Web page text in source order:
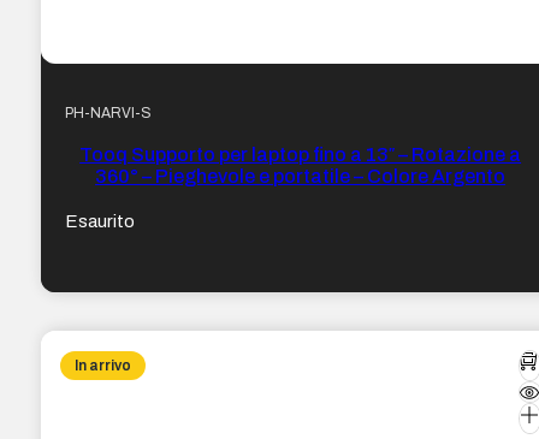
PH-NARVI-S
Tooq Supporto per laptop fino a 13″ – Rotazione a
360° – Pieghevole e portatile – Colore Argento
Esaurito
In arrivo